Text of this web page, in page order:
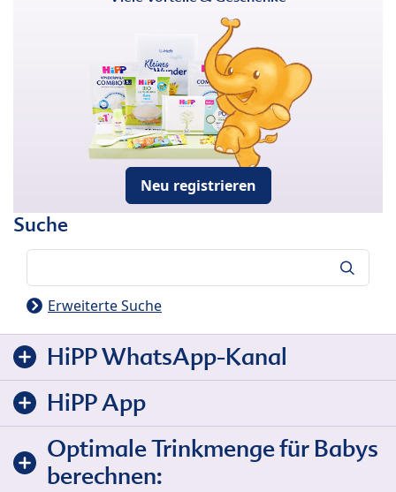
Neu registrieren
Suche
Erweiterte Suche
HiPP WhatsApp-Kanal
HiPP App
Optimale Trinkmenge für Babys
berechnen: